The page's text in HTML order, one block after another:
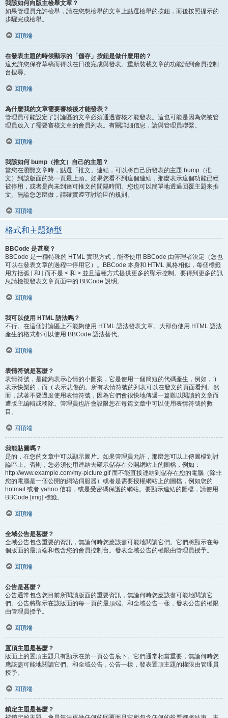
我該如何向版主檢舉文章？
如果管理員允許檢舉，請在您想檢舉的文章上點選檢舉的按鈕，而後按照提示的
步驟完成檢舉。
回頂端
在發表主題的時候顯示的「儲存」按鈕是做什麼用的？
這允許您保存草稿而得以在日後完成與發表。重新裝載文章的功能請到會員控制
台搜尋。
回頂端
為什麼我的文章需要審核後才能發表？
管理員可能設定了討論區的文章必須通過審核才能發表。這也可能是因為您被管
理員放入了需要審核文章的會員列表。有關詳細信息，請與管理員聯繫。
回頂端
我該如何 bump（推文）自己的主題？
當您在瀏覽文章時，點選「推文」連結，可以將自己所發表的主題 bump（推
文）到該版面的第一頁最上頭。如果您看不到這個連結，那麼表示這個功能已經
被停用，或者是尚未到達可推文的間隔時間。您也可以簡單地透過回覆主題來推
文。無論您怎麼做，請確實遵守討論區的規則。
回頂端
格式和主題類型
BBCode 是甚麼？
BBCode 是一種特殊的 HTML 實現方式，能否使用 BBCode 由管理者決定（您也
可以在發表文章的過程中停用它）。BBCode 本身和 HTML 風格相似，每個標籤
用方括弧 [ 和 ] 而不是 < 和 > 並且這種方式提供更多的顯示控制。要得到更多的訊
息請檢視發表文章頁面中的 BBCode 說明。
回頂端
我可以使用 HTML 語法嗎？
不行。在這個討論區上不能夠使用 HTML 語法發表文章。大部份使用 HTML 語法
產生的格式都可以使用 BBCode 語法替代。
回頂端
表情符號是甚麼？
表情符號，是能夠表示心情的小圖案，它是使用一個簡短的代碼產生，例如，:)
表示快樂的，而 :( 表示悲傷的。所有表情符號的列表可以在發文的頁面看到。然
而，試著不要過度使用表情符號，因為它們會很快地傳遞一篇難以閱讀的文章而
遭版主編輯或移除。管理員也許會設限您在每篇文章中可以使用表情符號的數
目。
回頂端
我能貼圖嗎？
是的，在您的文章中可以顯示圖片。如果管理員允許，那麼您可以上傳圖檔到討
論區上。否則，您必須使用連結去顯示儲存在公開網站上的圖檔，例如：
http://www.example.com/my-picture.gif 而不能直接連結到儲存在您的電腦（除非
您的電腦是一個公開的網站伺服器）或者是需要授權網站上的圖檔，例如您的
hotmail 或者 yahoo 信箱，或是受密碼保護的網站。要顯示連結的圖檔，請使用
BBCode [img] 標籤。
回頂端
全域公告是甚麼？
全域公告包含重要的資訊，無論何時您應該盡可能地閱讀它們。它們將顯示在每
個版面的最頂端和包含您的會員控制台。發表全域公告的權限由管理員授予。
回頂端
公告是甚麼？
公告通常包含您目前所閱讀版面的重要資訊，無論何時您應該盡可能地閱讀它
們。公告將顯示在該版面的每一頁的最頂端。和全域公告一樣，發表公告的權限
由管理員授予。
回頂端
置頂主題是甚麼？
版面上的置頂主題只有顯示在第一頁公告底下。它們通常相當重要，無論何時您
應該盡可能地閱讀它們。和全域公告，公告一樣，發表置頂主題的權限由管理員
授予。
回頂端
鎖定主題是甚麼？